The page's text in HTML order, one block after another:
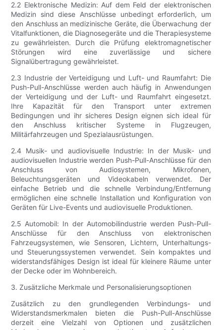
2.2 Elektronische Medizin: Auf dem Feld der elektronischen
Medizin sind diese Anschlüsse unbedingt erforderlich, um
den Anschluss an medizinische Geräte, die Überwachung der
Vitalfunktionen, die Diagnosegeräte und die Therapiesysteme
zu gewährleisten. Durch die Prüfung elektromagnetischer
Störungen wird eine zuverlässige und sichere
Signalübertragung gewährleistet.
2.3 Industrie der Verteidigung und Luft- und Raumfahrt: Die
Push-Pull-Anschlüsse werden auch häufig in Anwendungen
der Verteidigung und der Luft- und Raumfahrt eingesetzt.
Ihre Kapazität für den Transport unter extremen
Bedingungen und ihr sicheres Design eignen sich ideal für
den Anschluss kritischer Systeme in Flugzeugen,
Militärfahrzeugen und Spezialausrüstungen.
2.4 Musik- und audiovisuelle Industrie: In der Musik- und
audiovisuellen Industrie werden Push-Pull-Anschlüsse für den
Anschluss von Audiosystemen, Mikrofonen,
Beleuchtungsgeräten und Videokabeln verwendet. Der
einfache Betrieb und die schnelle Verbindung/Entfernung
ermöglichen eine schnelle Installation und Konfiguration von
Geräten für Live-Events und audiovisuelle Produktionen.
2.5 Automobil: In der Automobilindustrie werden Push-Pull-
Anschlüsse für den Anschluss von elektronischen
Fahrzeugsystemen, wie Sensoren, Lichtern, Unterhaltungs-
und Steuerungssystemen verwendet. Sein kompaktes und
widerstandsfähiges Design ist ideal für kleinere Räume unter
der Decke oder im Wohnbereich.
3. Zusätzliche Merkmale und Personalisierungsoptionen
Zusätzlich zu den grundlegenden Verbindungs- und
Widerstandsmerkmalen bieten die Push-Pull-Anschlüsse
derzeit eine Vielzahl von Optionen und zusätzlichen